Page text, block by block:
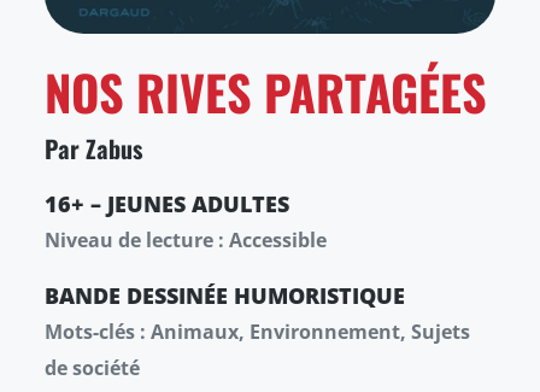
NOS RIVES PARTAGÉES
Par Zabus
16+ – JEUNES ADULTES
Niveau de lecture : Accessible
BANDE DESSINÉE HUMORISTIQUE
Mots-clés : Animaux, Environnement, Sujets
de société